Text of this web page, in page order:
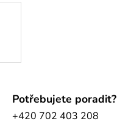
Potřebujete poradit?
+420 702 403 208